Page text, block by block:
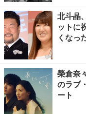
北斗晶
ットに
くなっ
榮倉奈
のラブ
ート